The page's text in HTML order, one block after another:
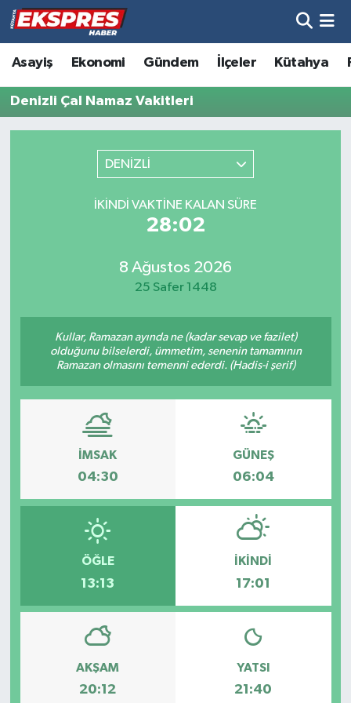
Asayiş Ekonomi Gündem İlçeler Kütahya
Denizli Çal Namaz Vakitleri
DENİZLİ
İKINDI VAKTINE KALAN SÜRE
28:02
8 Ağustos 2026
25 Safer 1448
Kullar, Ramazan ayında ne (kadar sevap ve fazilet)
olduğunu bilselerdi, ümmetim, senenin tamamının
Ramazan olmasını temenni ederdi. (Hadis-i şerif)
İMSAK
04:30
GÜNEŞ
06:04
ÖĞLE
13:13
İKINDI
17:01
AKŞAM
20:12
YATSI
21:40
Altıntaş
Asayiş
Biyografiler
Çavdarhisar
Dumlupınar
Ekonomi
Emet
Foto Galeri
Gediz
Hava Durumu
Trafik Durumu
Tüm Manşetler
Son Dakika Haberleri